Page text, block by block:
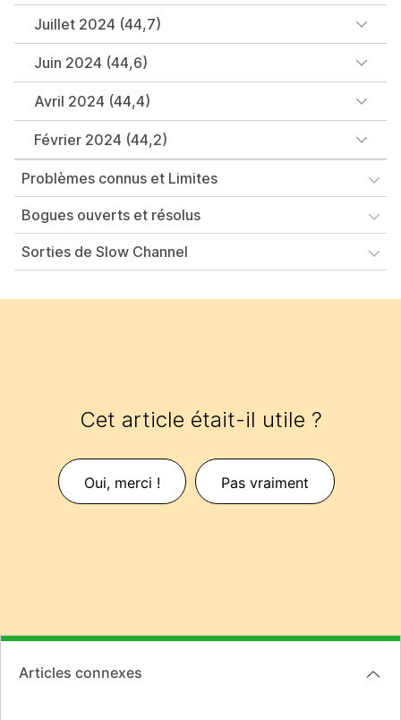
Juillet 2024 (44,7)
Juin 2024 (44,6)
Avril 2024 (44,4)
Février 2024 (44,2)
Problèmes connus et Limites
Bogues ouverts et résolus
Sorties de Slow Channel
Cet article était-il utile ?
Oui, merci ! Pas vraiment
Articles connexes